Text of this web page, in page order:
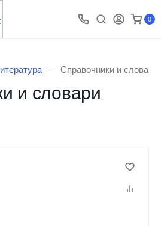
0
Справочники и словари
и словари